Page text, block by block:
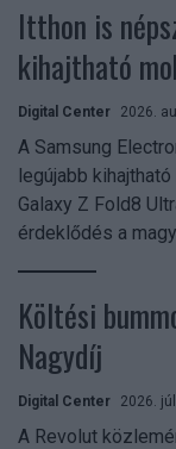
Itthon is
kihajtható
Digital Center 2026.
A Samsung
legújabb
Galaxy Z Fold8
érdeklődés a
Költési
Nagydíj
Digital Center 2026.
A Revolut